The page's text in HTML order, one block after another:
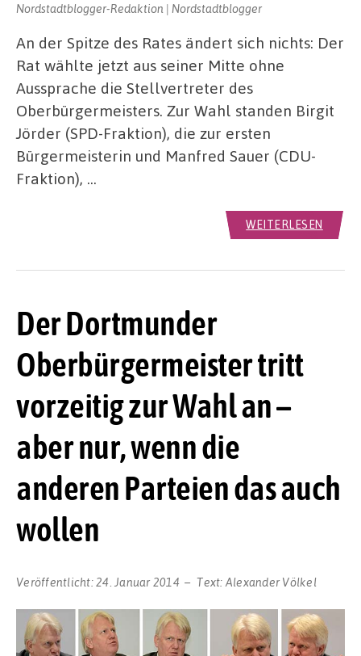
Nordstadtblogger-Redaktion | Nordstadtblogger
An der Spitze des Rates ändert sich nichts: Der
Rat wählte jetzt aus seiner Mitte ohne
Aussprache die Stellvertreter des
Oberbürgermeisters. Zur Wahl standen Birgit
Jörder (SPD-Fraktion), die zur ersten
Bürgermeisterin und Manfred Sauer (CDU-
Fraktion), …
WEITERLESEN
Der Dortmunder
Oberbürgermeister tritt
vorzeitig zur Wahl an –
aber nur, wenn die
anderen Parteien das auch
wollen
Veröffentlicht:24. Januar 2014 Text: Alexander Völkel